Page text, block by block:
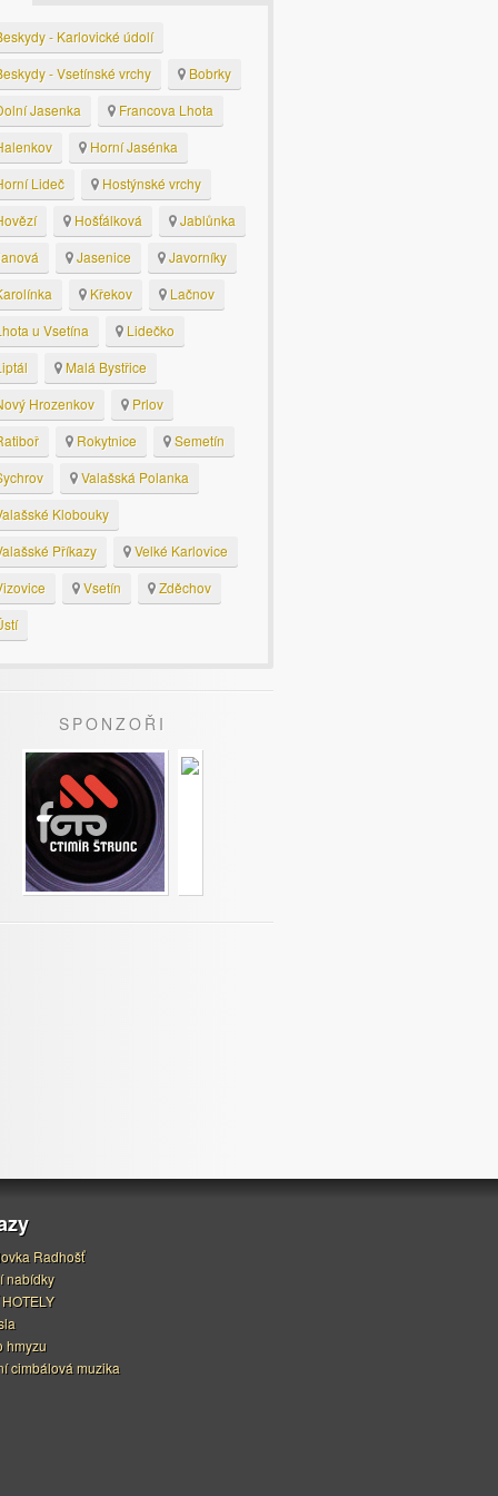
- Karlovické údolí
- Vsetínské vrchy
Bobrky
Jasenka
Francova Lhota
Horní Jasénka
Lideč
Hostýnské vrchy
Hošťálková
Jablůnka
Jasenice
Javorníky
Křekov
Lačnov
u Vsetína
Lidečko
Malá Bystřice
Hrozenkov
Prlov
Rokytnice
Semetín
Valašská Polanka
Klobouky
Příkazy
Velké Karlovice
Vsetín
Zděchov
SPONZOŘI
Radhošť
nabídky
hmyzu
cimbálová muzika